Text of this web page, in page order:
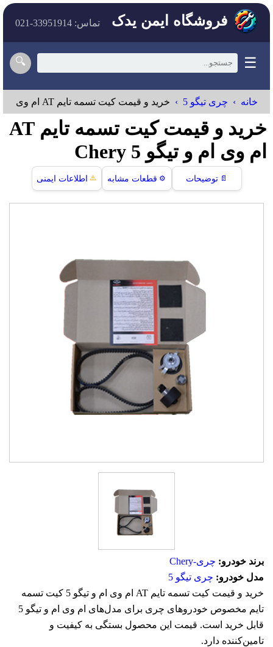
فروشگاه ایمن یدک تماس: 33951914-021
☰
🔍
خانه چری تیگو 5 خرید و قیمت کیت تسمه تایم AT ام وی ام و تیگو 5
خرید و قیمت کیت تسمه تایم AT
ام وی ام و تیگو 5 Chery
📄 توضیحات ⚙️ قطعات مشابه ⚠️ اطلاعات ایمنی
برند خودرو: چری-Chery
مدل خودرو: چری تیگو 5
خرید و قیمت کیت تسمه تایم AT ام وی ام و تیگو 5 کیت تسمه
تایم مخصوص خودروهای چری برای مدل‌های ام وی ام و تیگو 5
قابل خرید است. قیمت این محصول بستگی به کیفیت و
تامین‌کننده دارد.